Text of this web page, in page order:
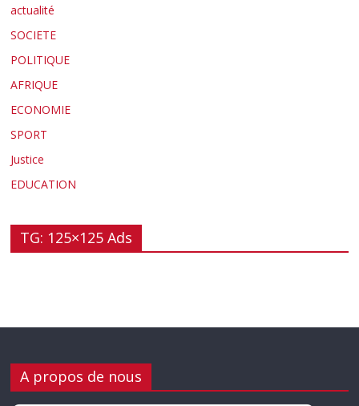
actualité
SOCIETE
POLITIQUE
AFRIQUE
ECONOMIE
SPORT
Justice
EDUCATION
TG: 125×125 Ads
A propos de nous